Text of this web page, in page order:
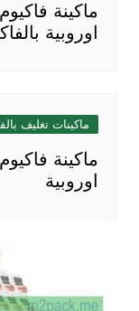
ماكينة
اوروبية
ماكينات تغليف
ماكينة
اوروبية